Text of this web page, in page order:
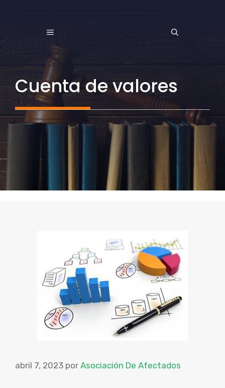
MENÚ
Cuenta de valores
abril 7, 2023 por Asociación De Afectados